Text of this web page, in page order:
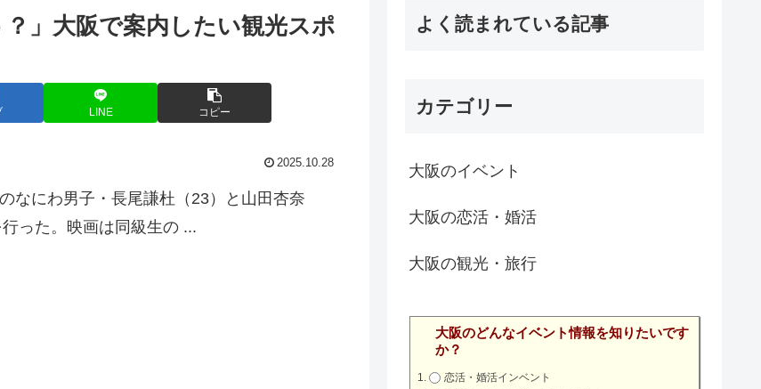
」 大阪で案内したい観光スポ
LINE コピー
2025.10.28
なにわ男子・長尾謙杜（23）と山田杏奈
った。映画は同級生の ...
よく読まれている記事
カテゴリー
大阪のイベント
大阪の恋活・婚活
大阪の観光・旅行
大阪のどんなイベント情報を知りたいです
か？
恋活・婚活インベント